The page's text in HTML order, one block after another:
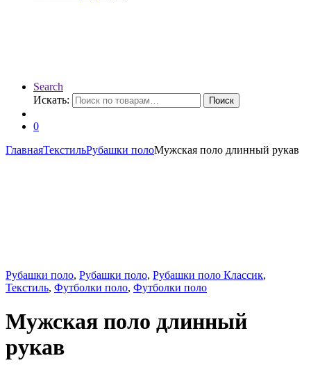
Search
Искать:
Поиск
0
ГлавнаяТекстильРубашки полоМужская поло длинный рукав
Рубашки поло, Рубашки поло, Рубашки поло Классик,
Текстиль, Футболки поло, Футболки поло
Мужская поло длинный
рукав